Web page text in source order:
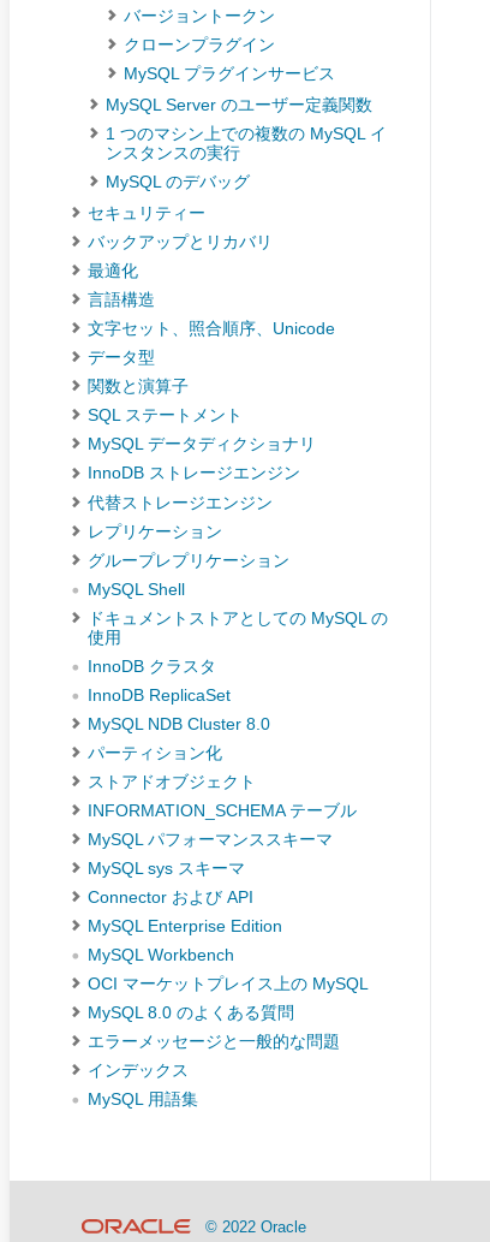
バージョントークン
クローンプラグイン
MySQL プラグインサービス
MySQL Server のユーザー定義関数
1 つのマシン上での複数の MySQL イ
ンスタンスの実行
MySQL のデバッグ
セキュリティー
バックアップとリカバリ
最適化
言語構造
文字セット、照合順序、Unicode
データ型
関数と演算子
SQL ステートメント
MySQL データディクショナリ
InnoDB ストレージエンジン
代替ストレージエンジン
レプリケーション
グループレプリケーション
MySQL Shell
ドキュメントストアとしての MySQL の
使用
InnoDB クラスタ
InnoDB ReplicaSet
MySQL NDB Cluster 8.0
パーティション化
ストアドオブジェクト
INFORMATION_SCHEMA テーブル
MySQL パフォーマンススキーマ
MySQL sys スキーマ
Connector および API
MySQL Enterprise Edition
MySQL Workbench
OCI マーケットプレイス上の MySQL
MySQL 8.0 のよくある質問
エラーメッセージと一般的な問題
インデックス
MySQL 用語集
© 2022 Oracle